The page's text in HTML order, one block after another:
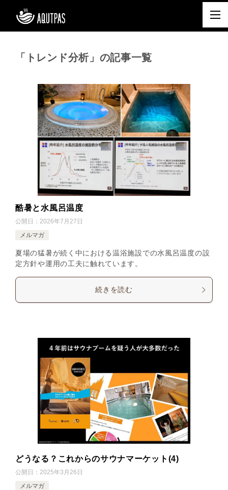
「トレンド分析」の記事一覧
酷暑と水風呂温度
公開日： 2026年7月27日
メルマガ
夏場の猛暑が続く中における温浴施設での水風呂温度の設
定方針や運用の工夫に触れています。
続きを読む
どうなる？これからのサウナマーケット(4)
公開日： 2025年3月26日
メルマガ